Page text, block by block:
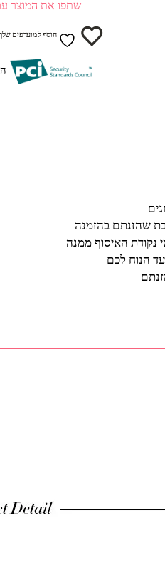
שתפו את המוצר
הוסף למועדפים
שהזנתם בהזמנה
נקודת האיסוף ממנה
הנוח לכם